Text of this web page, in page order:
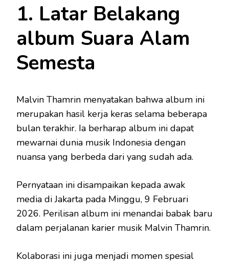
1. Latar Belakang
album Suara Alam
Semesta
Malvin Thamrin menyatakan bahwa album ini
merupakan hasil kerja keras selama beberapa
bulan terakhir. Ia berharap album ini dapat
mewarnai dunia musik Indonesia dengan
nuansa yang berbeda dari yang sudah ada.
Pernyataan ini disampaikan kepada awak
media di Jakarta pada Minggu, 9 Februari
2026. Perilisan album ini menandai babak baru
dalam perjalanan karier musik Malvin Thamrin.
Kolaborasi ini juga menjadi momen spesial